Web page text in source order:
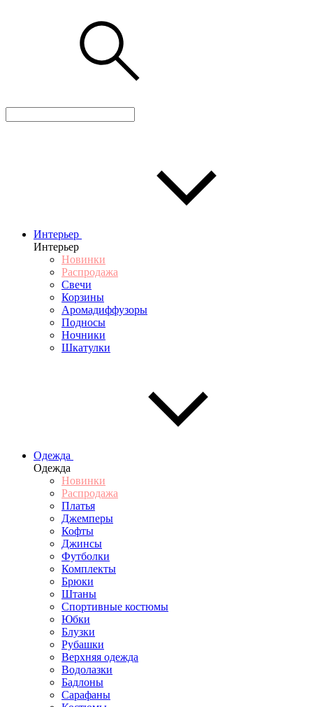
Интерьер
Интерьер
Новинки
Распродажа
Свечи
Корзины
Аромадиффузоры
Подносы
Ночники
Шкатулки
Одежда
Одежда
Новинки
Распродажа
Платья
Джемперы
Кофты
Джинсы
Футболки
Комплекты
Брюки
Штаны
Спортивные костюмы
Юбки
Блузки
Рубашки
Верхняя одежда
Водолазки
Бадлоны
Сарафаны